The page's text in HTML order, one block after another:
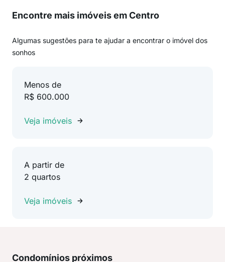
Encontre mais imóveis em Centro
Algumas sugestões para te ajudar a encontrar o imóvel dos
sonhos
Menos de
R$ 600.000
Veja imóveis
A partir de
2 quartos
Veja imóveis
Condomínios próximos